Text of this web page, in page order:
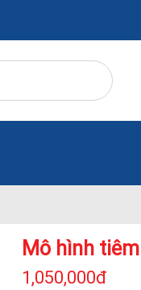
Mô hình
1,050,000đ